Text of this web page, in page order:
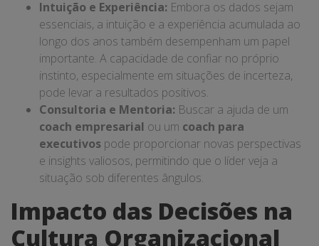
Intuição e Experiência: Embora os dados sejam
essenciais, a intuição e a experiência acumulada ao
longo dos anos também desempenham um papel
importante. A capacidade de confiar no próprio
instinto, especialmente em situações de incerteza,
pode levar a resultados positivos.
Consultoria e Mentoria: Buscar a ajuda de um
coach empresarial ou um coach para
executivos pode proporcionar novas perspectivas
e insights valiosos, permitindo que o líder veja a
situação sob diferentes ângulos.
Impacto das Decisões na
Cultura Organizacional